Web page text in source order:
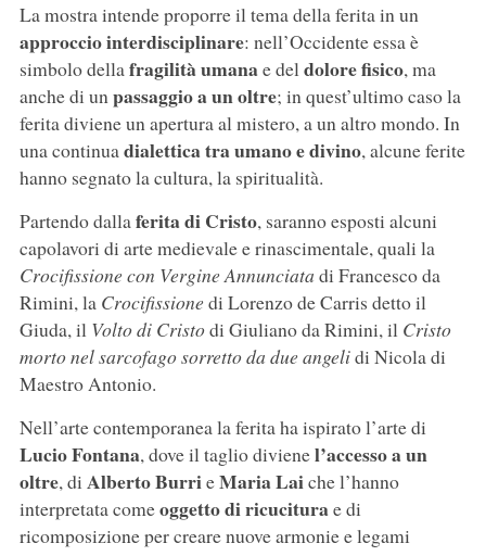
La mostra intende proporre il tema della ferita in un
approccio interdisciplinare: nell’Occidente essa è
simbolo dellafragilità umanae deldolore fisico, ma
anche di unpassaggio a un oltre; in quest’ultimo caso la
ferita diviene un apertura al mistero, a un altro mondo. In
una continuadialettica tra umano e divino, alcune ferite
hanno segnato la cultura, la spiritualità.
Partendo dallaferita di Cristo, saranno esposti alcuni
capolavori di arte medievale e rinascimentale, quali la
Crocifissione con Vergine Annunciata di Francesco da
Rimini, la Crocifissionedi Lorenzo de Carris detto il
Giuda, il Volto di Cristodi Giuliano da Rimini, il Cristo
morto nel sarcofago sorretto da due angelidi Nicola di
Maestro Antonio.
Nell’arte contemporanea la ferita ha ispirato l’arte di
Lucio Fontana, dove il taglio divienel’accesso a un
oltre, di Alberto BurrieMaria Laiche l’hanno
interpretata comeoggetto di ricuciturae di
ricomposizione per creare nuove armonie e legami